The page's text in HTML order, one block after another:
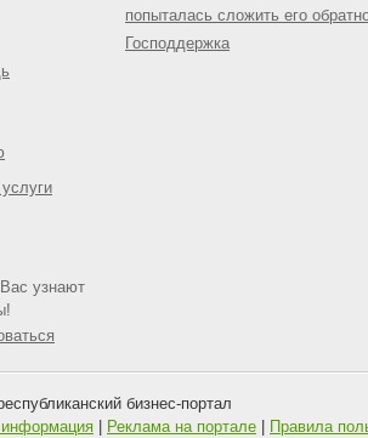
попыталась сложить его
Господдержка
узнают
бизнес-портал
информация Реклама на портале
Правила